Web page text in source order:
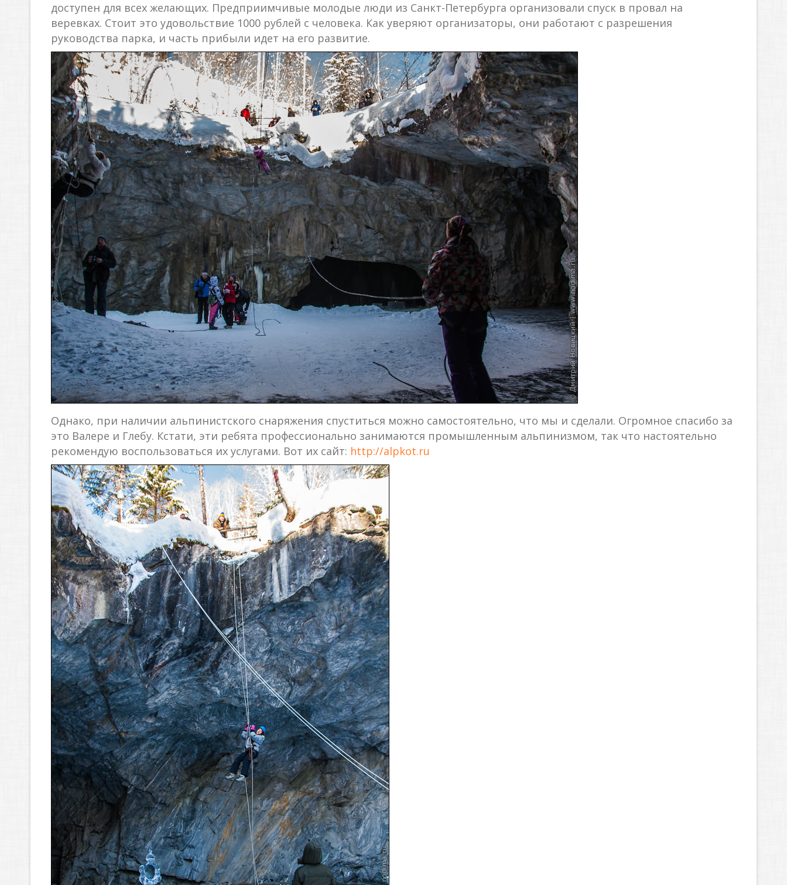
доступен для всех желающих. Предприимчивые молодые люди из Санкт-Петербурга организовали спуск в провал на
веревках. Стоит это удовольствие 1000 рублей с человека. Как уверяют организаторы, они работают с разрешения
руководства парка, и часть прибыли идет на его развитие.
Однако, при наличии альпинистского снаряжения спуститься можно самостоятельно, что мы и сделали. Огромное спасибо за
это Валере и Глебу. Кстати, эти ребята профессионально занимаются промышленным альпинизмом, так что настоятельно
рекомендую воспользоваться их услугами. Вот их сайт: http://alpkot.ru